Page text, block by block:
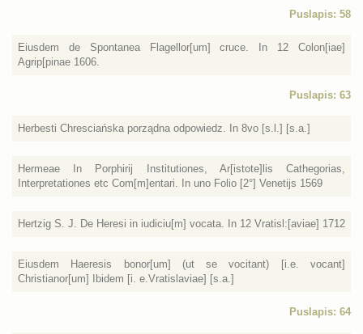
Puslapis: 58
Eiusdem de Spontanea Flagellor[um] cruce. In 12 Colon[iae]
Agrip[pinae 1606.
Puslapis: 63
Herbesti Chresciańska porządna odpowiedz. In 8vo [s.l.] [s.a.]
Hermeae In Porphirij Institutiones, Ar[istote]lis Cathegorias,
Interpretationes etc Com[m]entari. In uno Folio [2°] Venetijs 1569
Hertzig S. J. De Heresi in iudiciu[m] vocata. In 12 Vratisl:[aviae] 1712
Eiusdem Haeresis bonor[um] (ut se vocitant) [i.e. vocant]
Christianor[um] Ibidem [i. e.Vratislaviae] [s.a.]
Puslapis: 64